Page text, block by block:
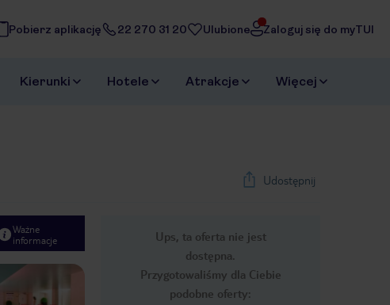
Pobierz aplikację 22 270 31 20 Ulubione Zaloguj się do myTUI
Kierunki Hotele Atrakcje Więcej
Udostępnij
Ups, ta oferta nie jest
dostępna.
Przygotowaliśmy dla Ciebie
podobne oferty:
Ważne
informacje
Next slide
1/34